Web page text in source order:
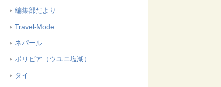
編集部だより
Travel-Mode
ネパール
ボリビア（ウユニ塩湖）
タイ